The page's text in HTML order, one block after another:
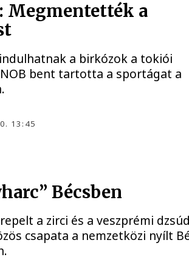
Megmentették a
a birkózok a tokiói
bent tartotta a sportágat a
13:45
Bécsben
a zirci és a veszprémi
csapata a nemzetközi nyílt